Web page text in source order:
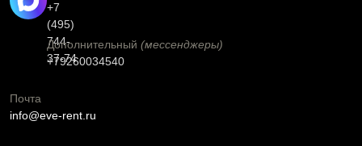
+7
(495)
744-
37-74
Дополнительный (мессенджеры)
+79260034540
Почта
info@eve-rent.ru